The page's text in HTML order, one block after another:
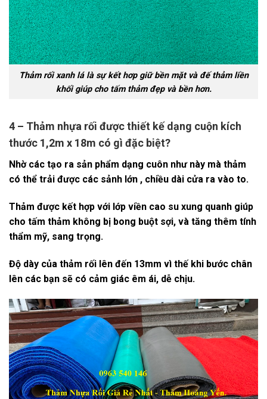
Thảm rối xanh lá là sự kết hơp giữ bền mặt và đế thảm liền
khối giúp cho tấm thảm đẹp và bền hơn.
4 – Thảm nhựa rối được thiết kế dạng cuộn kích
thước 1,2m x 18m có gì đặc biệt?
Nhờ các tạo ra sản phẩm dạng cuôn như này mà thảm
có thể trải được các sảnh lớn , chiều dài cửa ra vào to.
Thảm được kết hợp với lớp viền cao su xung quanh giúp
cho tấm thảm không bị bong buột sợi, và tăng thêm tính
thẩm mỹ, sang trọng.
Độ dày của thảm rối lên đến 13mm vì thế khi bước chân
lên các bạn sẽ có cảm giác êm ái, dễ chịu.